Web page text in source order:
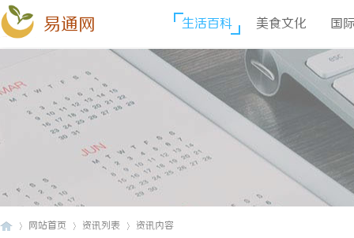
易通网 生活百科 美食文化 国
网站首页 资讯列表 资讯内容